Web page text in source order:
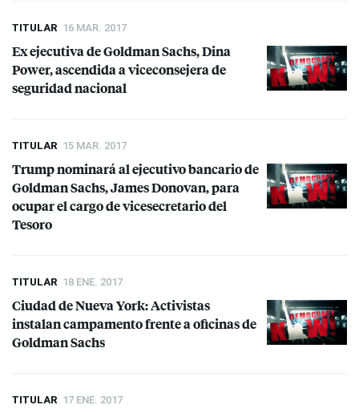
TITULAR 16 MAR. 2017
Ex ejecutiva de Goldman Sachs, Dina
Power, ascendida a viceconsejera de
seguridad nacional
TITULAR 15 MAR. 2017
Trump nominará al ejecutivo bancario de
Goldman Sachs, James Donovan, para
ocupar el cargo de vicesecretario del
Tesoro
TITULAR 18 ENE. 2017
Ciudad de Nueva York: Activistas
instalan campamento frente a oficinas de
Goldman Sachs
TITULAR 17 ENE. 2017